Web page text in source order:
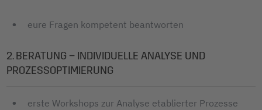
eure Fragen kompetent beantworten
2. BERATUNG – INDIVIDUELLE ANALYSE UND
PROZESSOPTIMIERUNG
erste Workshops zur Analyse etablierter Prozesse